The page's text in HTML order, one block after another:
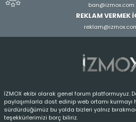
ban@izmox.com
REKLAM VERMEK
İZMOX ekibi olarak genel forum platformuyuz.
paylaşımlarla dost edinip web ortamı
sürdürdüğümüz bu yolda bizleri yalnız
teşekkürlerimizi borç biliriz.